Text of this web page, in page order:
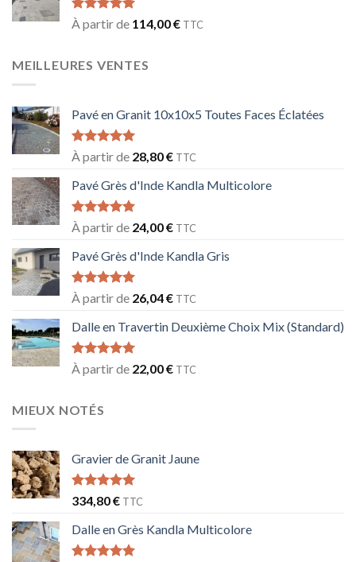
Note5.00
sur 5
À partir de 114,00€ TTC
MEILLEURES VENTES
Pavé en Granit 10x10x5 Toutes Faces Éclatées
Note5.00
sur 5
À partir de 28,80€ TTC
Pavé Grès d'Inde Kandla Multicolore
Note5.00
sur 5
À partir de 24,00€ TTC
Pavé Grès d'Inde Kandla Gris
Note5.00
sur 5
À partir de 26,04€ TTC
Dalle en Travertin Deuxième Choix Mix (Standard)
Note5.00
sur 5
À partir de 22,00€ TTC
MIEUX NOTÉS
Gravier de Granit Jaune
Note5.00
sur 5
334,80€ TTC
Dalle en Grès Kandla Multicolore